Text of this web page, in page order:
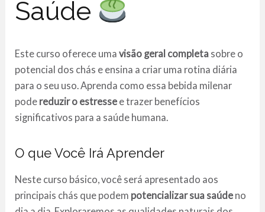
Saúde
Este curso oferece umavisão geral completa sobre o
potencial dos chás e ensina a criar uma rotina diária
para o seu uso. Aprenda como essa bebida milenar
pode reduzir o estresse e trazer benefícios
significativos para a saúde humana.
O que Você Irá Aprender
Neste curso básico, você será apresentado aos
principais chás que podem potencializar sua saúde no